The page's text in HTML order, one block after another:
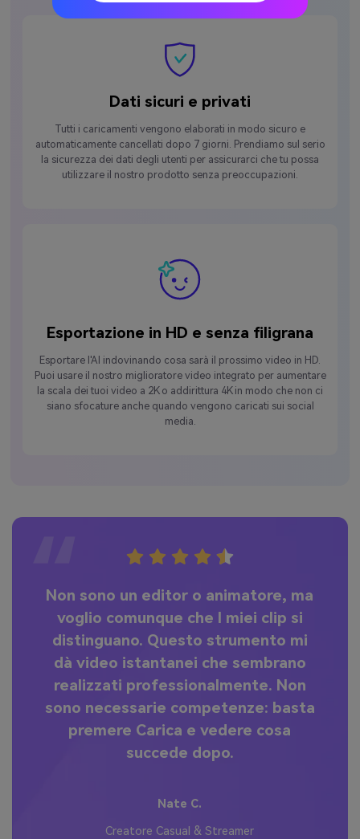
Dati sicuri e privati
Tutti i caricamenti vengono elaborati in modo sicuro e
automaticamente cancellati dopo 7 giorni. Prendiamo sul serio
la sicurezza dei dati degli utenti per assicurarci che tu possa
utilizzare il nostro prodotto senza preoccupazioni.
Esportazione in HD e senza filigrana
Esportare l'AI indovinando cosa sarà il prossimo video in HD.
Puoi usare il nostro miglioratore video integrato per aumentare
la scala dei tuoi video a 2K o addirittura 4K in modo che non ci
siano sfocature anche quando vengono caricati sui social
media.
Non sono un editor o animatore, ma
voglio comunque che I miei clip si
distinguano. Questo strumento mi
dà video istantanei che sembrano
realizzati professionalmente. Non
sono necessarie competenze: basta
premere Carica e vedere cosa
succede dopo.
Nate C.
Creatore Casual & Streamer